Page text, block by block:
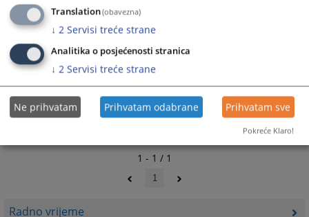
Radno vrijeme
1 - 1 / 1
1
Translation(obavezna)
↓ 2 Servisi treće strane
Analitika o posjećenosti stranica
↓ 2 Servisi treće strane
Ne prihvatam Prihvatam odabrane Prihvatam sve
Pokreće Klaro!